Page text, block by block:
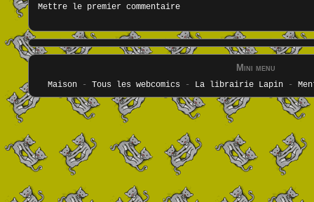
Mettre le premier commentaire
Mini menu
Maison- Tous les webcomics - La librairie Lapin-